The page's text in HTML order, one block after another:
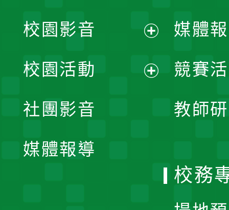
媒體
競賽
教師
校園影音
開
校園活動
社團影音
媒體報導
校務